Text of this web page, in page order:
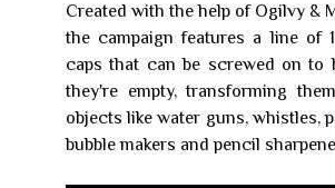
Created with the help of Ogilvy &
the campaign features a line of
caps that can be screwed on to
they're empty, transforming
objects like water guns, whistles,
bubble makers and pencil